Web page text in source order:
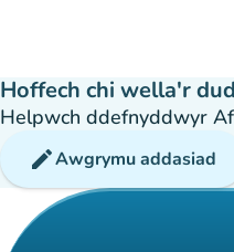
Hoffech chi wella'r
Helpwch ddefnyddwyr
editAwgrymu addasiad